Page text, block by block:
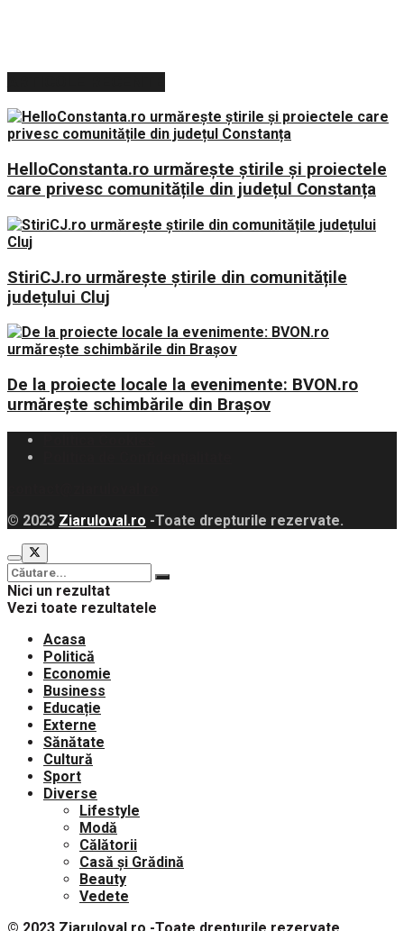
HelloConstanta.ro urmărește știrile și proiectele
care privesc comunitățile din județul Constanța
StiriCJ.ro urmărește știrile din comunitățile
județului Cluj
De la proiecte locale la evenimente: BVON.ro
urmărește schimbările din Brașov
© 2023 Ziaruloval.ro -Toate drepturile rezervate.
Nici un rezultat
Vezi toate rezultatele
Acasa
Politică
Economie
Business
Educație
Externe
Sănătate
Cultură
Sport
Diverse
Lifestyle
Modă
Călătorii
Casă și Grădină
Beauty
Vedete